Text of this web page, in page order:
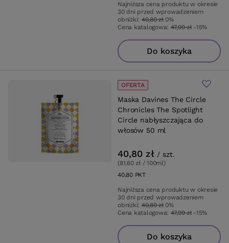
Najniższa cena produktu w okresie
30 dni przed wprowadzeniem
obniżki: 40,80 zł 0%
Cena katalogowa: 47,99 zł -15%
Do koszyka
Maska Davines The Circle
Chronicles The Spotlight
Circle nabłyszczająca do
włosów 50 ml
OFERTA
40,80 zł / szt.
(81,60 zł / 100ml)
40.80PKTpunktów
Najniższa cena produktu w okresie
30 dni przed wprowadzeniem
obniżki: 40,80 zł 0%
Cena katalogowa: 47,99 zł -15%
Do koszyka